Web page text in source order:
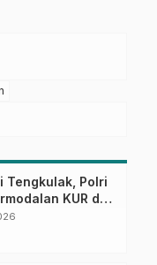
Tengkulak, Polri
KUR dan
bagi Petani